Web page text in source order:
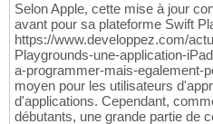
Selon Apple, cette mise à jour
avant pour sa plateforme Swift
https://www.developpez.com/
Playgrounds-une-application-
a-programmer-mais-egalement-
moyen pour les utilisateurs
d'applications. Cependant,
débutants, une grande partie de